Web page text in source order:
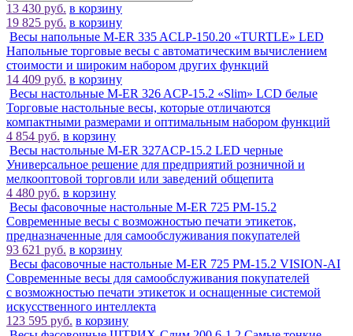
13 430 руб. в корзину
19 825 руб. в корзину
Весы напольные M-ER 335 ACLP-150.20 «TURTLE» LED
Напольные торговые весы с автоматическим вычислением
стоимости и широким набором других функций
14 409 руб. в корзину
Весы настольные M-ER 326 ACP-15.2 «Slim» LCD белые
Торговые настольные весы, которые отличаются
компактными размерами и оптимальным набором функций
4 854 руб. в корзину
Весы настольные M-ER 327ACP-15.2 LED черные
Универсальное решение для предприятий розничной и
мелкооптовой торговли или заведений общепита
4 480 руб. в корзину
Весы фасовочные настольные M-ER 725 PM-15.2
Современные весы с возможностью печати этикеток,
предназначенные для самообслуживания покупателей
93 621 руб. в корзину
Весы фасовочные настольные M-ER 725 PM-15.2 VISION-AI
Современные весы для самообслуживания покупателей
с возможностью печати этикеток и оснащенные системой
искусственного интеллекта
123 595 руб. в корзину